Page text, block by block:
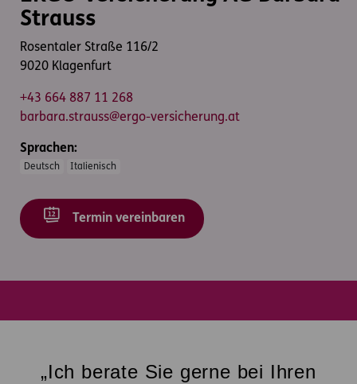
Strauss
Rosentaler Straße 116/2
9020 Klagenfurt
+43 664 887 11 268
barbara.strauss@ergo-versicherung.at
Sprachen:
Deutsch Italienisch
Termin vereinbaren
„Ich berate Sie gerne bei Ihren